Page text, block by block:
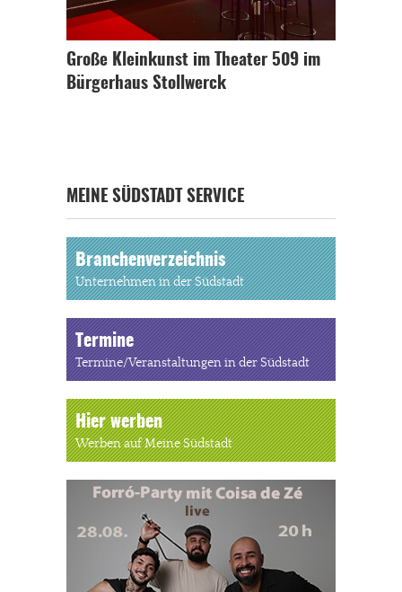
Große Kleinkunst im Theater 509 im
Bürgerhaus Stollwerck
MEINE SÜDSTADT SERVICE
Branchenverzeichnis
Unternehmen in der Südstadt
Termine
Termine/Veranstaltungen in der Südstadt
Hier werben
Werben auf Meine Südstadt